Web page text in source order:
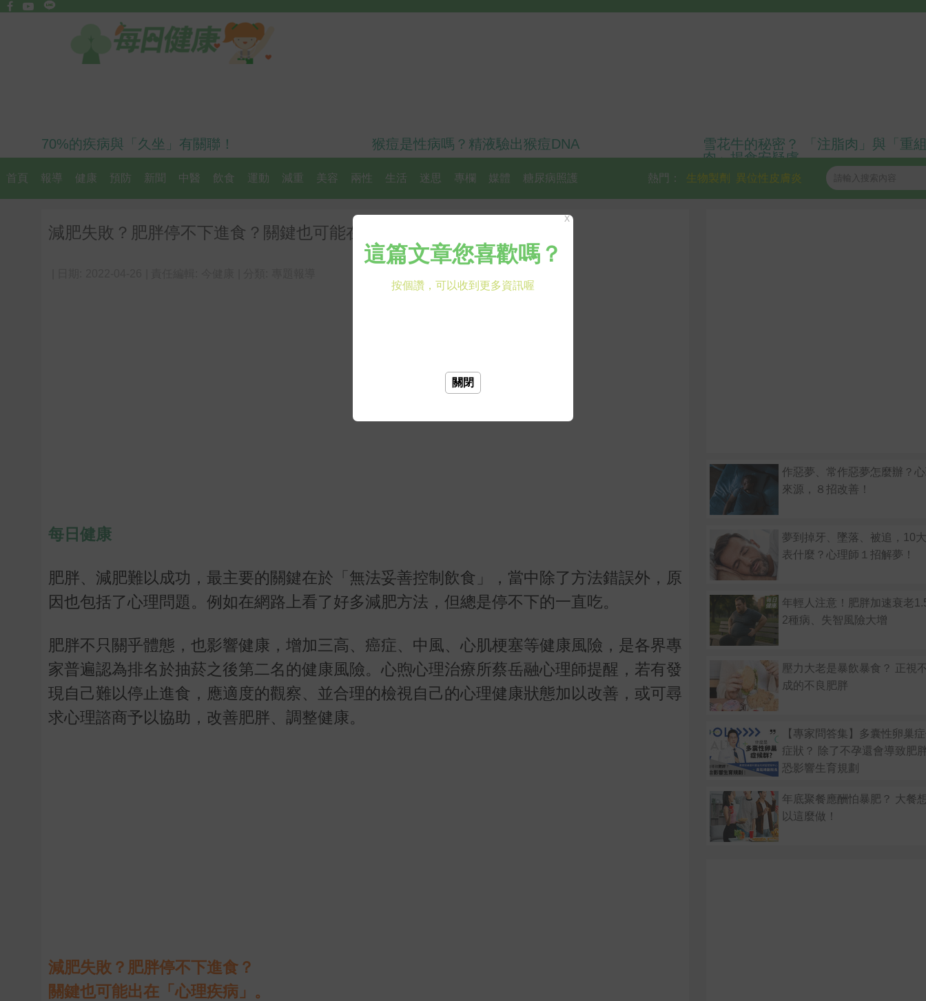
70%的疾病與「久坐」有關聯！ 猴痘是性病嗎？精液驗出猴痘DNA
雪花牛的秘密？ 「注脂肉」與「重
肉」揭食安疑慮
首頁 報導 健康 預防 新聞 中醫 飲食 運動 減重 美容 兩性 生活 迷思 專欄 媒體 糖尿病照護 異位性皮膚炎
生物製劑
熱門：
減肥失敗？肥胖停不下進食？關鍵也可能在「心理疾病」。
每日健康
肥胖、減肥難以成功，最主要的關鍵在於「無法妥善控制飲食」，當中除了方法錯誤外，原
因也包括了心理問題。例如在網路上看了好多減肥方法，但總是停不下的一直吃。
肥胖不只關乎體態，也影響健康，增加三高、癌症、中風、心肌梗塞等健康風險，是各界專
家普遍認為排名於抽菸之後第二名的健康風險。心煦心理治療所蔡岳融心理師提醒，若有發
現自己難以停止進食，應適度的觀察、並合理的檢視自己的心理健康狀態加以改善，或可尋
求心理諮商予以協助，改善肥胖、調整健康。
減肥失敗？肥胖停不下進食？
關鍵也可能出在「心理疾病」。
作惡夢、常作惡夢怎麼辦？
來源，８招改善！
夢到掉牙、墜落、被追，10
表什麼？心理師１招解夢！
年輕人注意！肥胖加速衰老
2種病、失智風險大增
壓力大老是暴飲暴食？ 正視
成的不良肥胖
【專家問答集】多囊性卵巢
症狀？ 除了不孕還會導致肥
恐影響生育規劃
年底聚餐應酬怕暴肥？ 大餐
以這麼做！
X
關閉